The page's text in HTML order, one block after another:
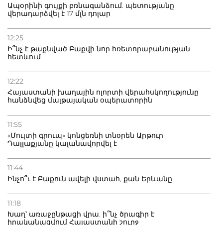
Ապօրինի գույքի բռնագանձում. պետությանը
վերադարձվել է 17 մլն դոլար
12:25
Ի՞նչ է թաքնված Բաքվի նոր հռետորաբանության
հետևում
12:22
Հայաստանի խաղային ոլորտի վերահսկողությունը
հանձնվեց մալթայական օպերատորին
11:55
«Մուլտի գրուպ» կոնցեռնի տնօրեն Արթուր
Դալլաքյանը կալանավորվել է
11:44
Ինչո՞ւ է Բաքուն ավելի վստահ, քան Երևանը
11:18
Խաղ՝ առաջընթացի վրա. ի՞նչ ծրագիր է
իրականացվում Հայաստանի շուրջ